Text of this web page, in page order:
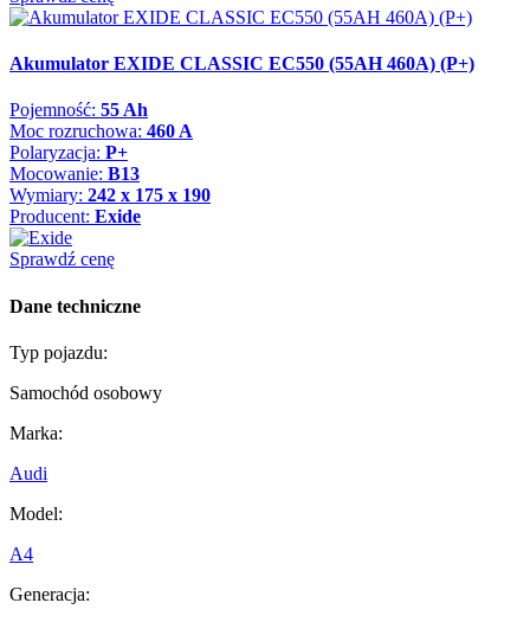
Akumulator EXIDE CLASSIC EC550 (55AH 460A) (P+)
Pojemność: 55 Ah
Moc rozruchowa: 460 A
Polaryzacja: P+
Mocowanie: B13
Wymiary: 242 x 175 x 190
Producent: Exide
Sprawdź cenę
Dane techniczne
Typ pojazdu:
Samochód osobowy
Marka:
Audi
Model:
A4
Generacja: